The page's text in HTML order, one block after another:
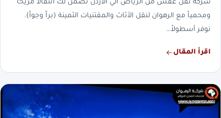
شركة نقل عفش من الرياض الي الأردن تضمن لك انتقالاً مريحاً
ومحمياً مع الرهوان لنقل الأثاث والمقتنيات الثمينة (براً وجواً).
نوفر أسطولاً…
اقرأ المقال